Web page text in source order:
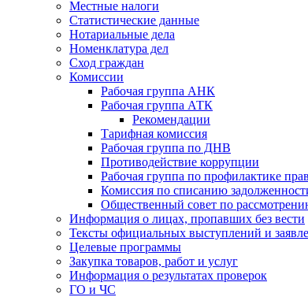
Местные налоги
Статистические данные
Нотариальные дела
Номенклатура дел
Сход граждан
Комиссии
Рабочая группа АНК
Рабочая группа АТК
Рекомендации
Тарифная комиссия
Рабочая группа по ДНВ
Противодействие коррупции
Рабочая группа по профилактике
Комиссия по списанию
Общественный совет по
Информация о лицах, пропавших без вести
Тексты официальных выступлений и
Целевые программы
Закупка товаров, работ и услуг
Информация о результатах проверок
ГО и ЧС